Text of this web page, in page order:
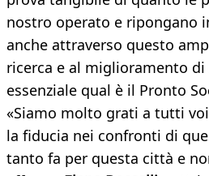
nostro operato e ripongano
anche attraverso questo
ricerca e al miglioramento di
essenziale qual è il Pronto
«Siamo molto grati a tutti
la fiducia nei confronti di
tanto fa per questa città e